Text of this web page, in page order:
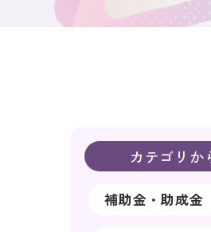
カテゴリか
補助金・助成金